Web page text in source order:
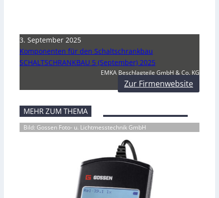
3. September 2025
Komponenten für den Schaltschrankbau
SCHALTSCHRANKBAU 5 (September) 2025
EMKA Beschlagteile GmbH & Co. KG
Zur Firmenwebsite
MEHR ZUM THEMA
Bild: Gossen Foto- u. Lichtmesstechnik GmbH